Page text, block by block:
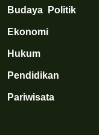
Budaya Politik
Ekonomi
Hukum
Pendidikan
Pariwisata